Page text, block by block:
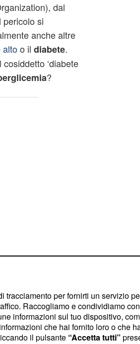
dal
pericolo si
anche altre
altoo il diabete.
‘diabete
?
può
questo articolo,
per fornirti un servizio
Raccogliamo e condividiamo
informazioni sul tuo dispositivo,
che hai fornito loro o che
il pulsante “Accetta tutti”